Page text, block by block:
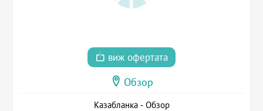
виж офертата
Обзор
Казабланка - Обзор